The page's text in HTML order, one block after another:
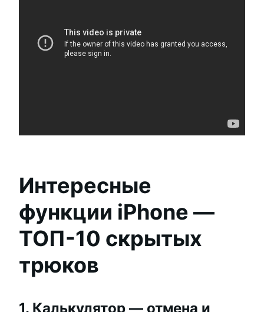
Интересные
функции iPhone —
ТОП-10 скрытых
трюков
1. Калькулятор — отмена и